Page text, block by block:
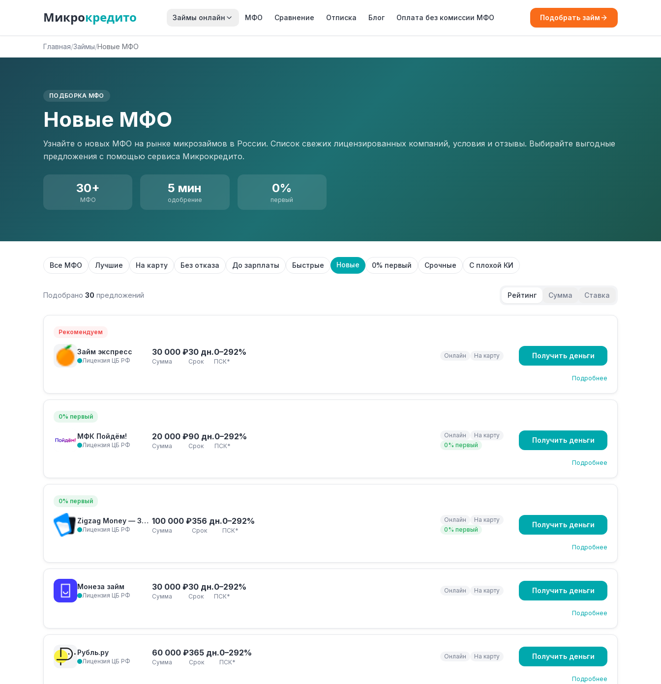
Микрокредито Займы онлайн МФО Сравнение Отписка Блог Оплата без комиссии МФО Подобрать займ
Главная/Займы/Новые МФО
ПОДБОРКА МФО
Новые МФО
Узнайте о новых МФО на рынке микрозаймов в России. Список свежих лицензированных компаний, условия и отзывы. Выбирайте выгодные
предложения с помощью сервиса Микрокредито.
30+
МФО
5 мин
одобрение
0%
первый
Все МФО Лучшие На карту Без отказа До зарплаты Быстрые Новые 0% первый Срочные С плохой КИ
Подобрано 30 предложений Рейтинг Сумма Ставка
Рекомендуем
Займ экспресс
Лицензия ЦБ РФ
30 000 ₽
Сумма
30 дн.
Срок
0–292%
ПСК*
Онлайн На карту Получить деньги
Подробнее
0% первый
МФК Пойдём!
Лицензия ЦБ РФ
20 000 ₽
Сумма
90 дн.
Срок
0–292%
ПСК*
Онлайн
На карту
0% первый
Получить деньги
Подробнее
0% первый
Zigzag Money — Залог ПТС
Лицензия ЦБ РФ
100 000 ₽
Сумма
356 дн.
Срок
0–292%
ПСК*
Онлайн
На карту
0% первый
Получить деньги
Подробнее
Монеза займ
Лицензия ЦБ РФ
30 000 ₽
Сумма
30 дн.
Срок
0–292%
ПСК*
Онлайн На карту Получить деньги
Подробнее
Рубль.ру
Лицензия ЦБ РФ
60 000 ₽
Сумма
365 дн.
Срок
0–292%
ПСК*
Онлайн На карту Получить деньги
Подробнее